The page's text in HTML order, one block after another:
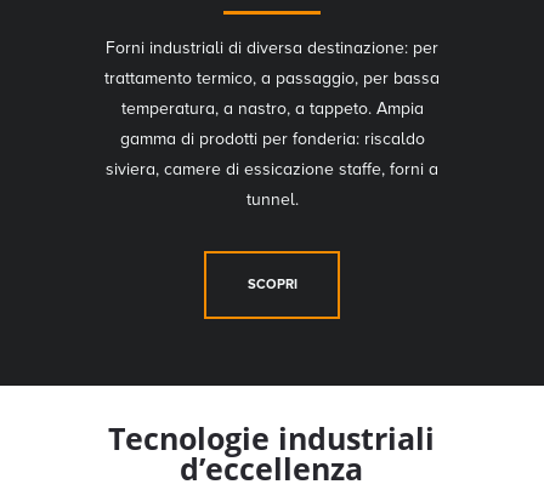
Forni industriali di diversa destinazione: per
trattamento termico, a passaggio, per bassa
temperatura, a nastro, a tappeto. Ampia
gamma di prodotti per fonderia: riscaldo
siviera, camere di essicazione staffe, forni a
tunnel.
SCOPRI
Tecnologie industriali
d’eccellenza